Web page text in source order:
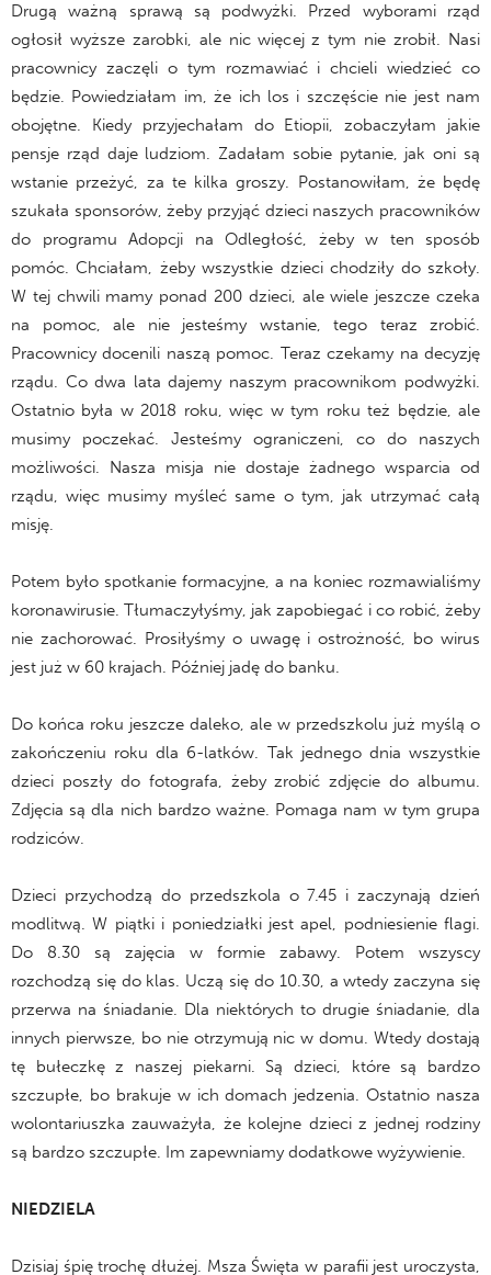
Drugą ważną sprawą są podwyżki. Przed wyborami rząd
ogłosił wyższe zarobki, ale nic więcej z tym nie zrobił. Nasi
pracownicy zaczęli o tym rozmawiać i chcieli wiedzieć co
będzie. Powiedziałam im, że ich los i szczęście nie jest nam
obojętne. Kiedy przyjechałam do Etiopii, zobaczyłam jakie
pensje rząd daje ludziom. Zadałam sobie pytanie, jak oni są
wstanie przeżyć, za te kilka groszy. Postanowiłam, że będę
szukała sponsorów, żeby przyjąć dzieci naszych pracowników
do programu Adopcji na Odległość, żeby w ten sposób
pomóc. Chciałam, żeby wszystkie dzieci chodziły do szkoły.
W tej chwili mamy ponad 200 dzieci, ale wiele jeszcze czeka
na pomoc, ale nie jesteśmy wstanie, tego teraz zrobić.
Pracownicy docenili naszą pomoc. Teraz czekamy na decyzję
rządu. Co dwa lata dajemy naszym pracownikom podwyżki.
Ostatnio była w 2018 roku, więc w tym roku też będzie, ale
musimy poczekać. Jesteśmy ograniczeni, co do naszych
możliwości. Nasza misja nie dostaje żadnego wsparcia od
rządu, więc musimy myśleć same o tym, jak utrzymać całą
misję.
Potem było spotkanie formacyjne, a na koniec rozmawialiśmy
koronawirusie. Tłumaczyłyśmy, jak zapobiegać i co robić, żeby
nie zachorować. Prosiłyśmy o uwagę i ostrożność, bo wirus
jest już w 60 krajach. Później jadę do banku.
Do końca roku jeszcze daleko, ale w przedszkolu już myślą o
zakończeniu roku dla 6-latków. Tak jednego dnia wszystkie
dzieci poszły do fotografa, żeby zrobić zdjęcie do albumu.
Zdjęcia są dla nich bardzo ważne. Pomaga nam w tym grupa
rodziców.
Dzieci przychodzą do przedszkola o 7.45 i zaczynają dzień
modlitwą. W piątki i poniedziałki jest apel, podniesienie flagi.
Do 8.30 są zajęcia w formie zabawy. Potem wszyscy
rozchodzą się do klas. Uczą się do 10.30, a wtedy zaczyna się
przerwa na śniadanie. Dla niektórych to drugie śniadanie, dla
innych pierwsze, bo nie otrzymują nic w domu. Wtedy dostają
tę bułeczkę z naszej piekarni. Są dzieci, które są bardzo
szczupłe, bo brakuje w ich domach jedzenia. Ostatnio nasza
wolontariuszka zauważyła, że kolejne dzieci z jednej rodziny
są bardzo szczupłe. Im zapewniamy dodatkowe wyżywienie.
NIEDZIELA
Dzisiaj śpię trochę dłużej. Msza Święta w parafii jest uroczysta,